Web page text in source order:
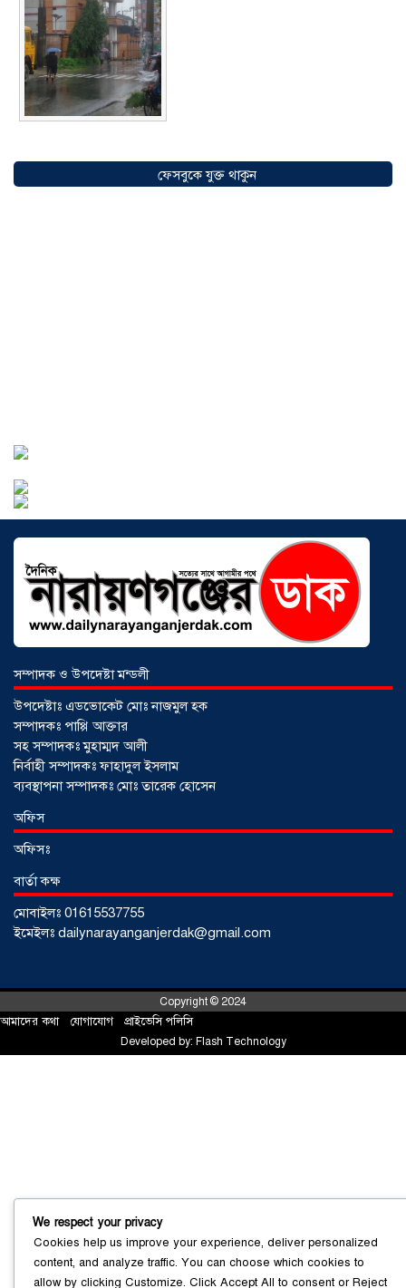
অগ্রযাত্রায় নতুন অধ্যায়, উদ্বোধন হলো ‘শিফা
মোহাম্মদিয়া ফিশারিজ’
০৫ আগস্ট ২০২৬
শর্টগান
০৩ আগস্ট ২০২৬
সোনারগাঁয়ে পরিত্যক্ত উন্নয়ন প্রকল্প:
ঠিকাদারের গাফিলতি নাকি তদারকির অভাব
ফেসবুকে যুক্ত থাকুন
সম্পাদক ও উপদেষ্টা মন্ডলী
উপদেষ্টাঃ এডভোকেট মোঃ নাজমুল হক
সম্পাদকঃ পাপ্পি আক্তার
সহ সম্পাদকঃ মুহাম্মদ আলী
নির্বাহী সম্পাদকঃ ফাহাদুল ইসলাম
ব্যবস্থাপনা সম্পাদকঃ মোঃ তারেক হোসেন
অফিস
অফিসঃ
বার্তা কক্ষ
মোবাইলঃ 01615537755
ইমেইলঃ dailynarayanganjerdak@gmail.com
Copyright © 2024
আমাদের কথা যোগাযোগ প্রাইভেসি পলিসি
Developed by: Flash Technology
We respect your privacy
Cookies help us improve your experience, deliver personalized
content, and analyze traffic. You can choose which cookies to
allow by clicking Customize. Click Accept All to consent orReject